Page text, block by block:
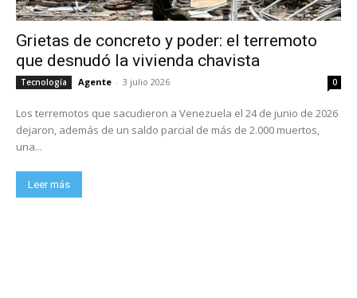
Grietas de concreto y poder: el terremoto
que desnudó la vivienda chavista
Tecnología Agente - 3 julio 2026 0
Los terremotos que sacudieron a Venezuela el 24 de junio de 2026
dejaron, además de un saldo parcial de más de 2.000 muertos,
una...
Leer más